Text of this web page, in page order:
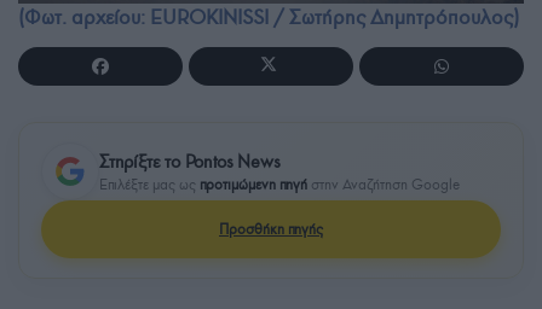
(Φωτ. αρχείου: EUROKINISSI / Σωτήρης Δημητρόπουλος)
Στηρίξτε το Pontos News
Επιλέξτε μας ως προτιμώμενη πηγή στην Αναζήτηση Google
Προσθήκη πηγής